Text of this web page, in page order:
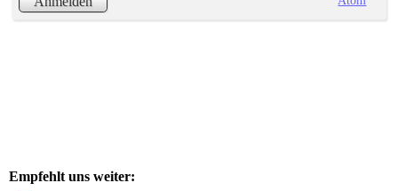
Empfehlt uns weiter: